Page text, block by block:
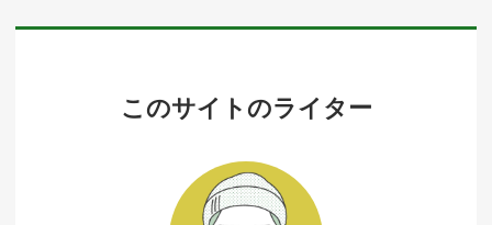
このサイトのライター